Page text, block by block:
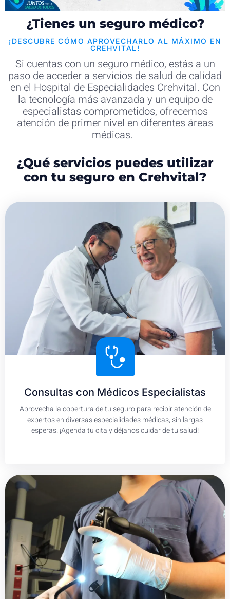
¿Tienes un seguro médico?
¡DESCUBRE CÓMO APROVECHARLO AL MÁXIMO EN
CREHVITAL!
Si cuentas con un seguro médico, estás a un
paso de acceder a servicios de salud de calidad
en el Hospital de Especialidades Crehvital. Con
la tecnología más avanzada y un equipo de
especialistas comprometidos, ofrecemos
atención de primer nivel en diferentes áreas
médicas.
¿Qué servicios puedes utilizar
con tu seguro en Crehvital?
Consultas con Médicos Especialistas
Aprovecha la cobertura de tu seguro para recibir atención de
expertos en diversas especialidades médicas, sin largas
esperas. ¡Agenda tu cita y déjanos cuidar de tu salud!